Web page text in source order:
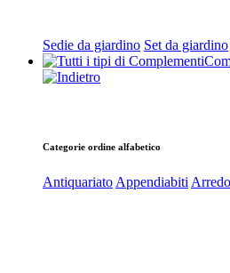
Sedie da giardino Set da giardino
Categorie ordine alfabetico
Antiquariato Appendiabiti